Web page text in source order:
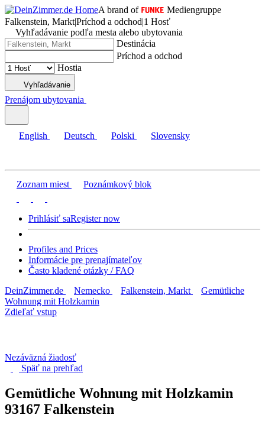
A brand of
Mediengruppe
Falkenstein, Markt|Príchod a odchod|1 Hosť
Vyhľadávanie podľa mesta alebo ubytovania
Destinácia
Príchod a odchod
Hostia
Vyhľadávanie
Prenájom ubytovania
English Deutsch Polski Slovensky
Zoznam miest Poznámkový blok
Prihlásiť saRegister now
Profiles and Prices
Informácie pre prenajímateľov
Často kladené otázky / FAQ
DeinZimmer.de
Nemecko Falkenstein, Markt
Gemütliche
Wohnung mit Holzkamin
Zdieľať vstup
Nezáväzná žiadosť
Späť na prehľad
Gemütliche Wohnung mit Holzkamin
93167 Falkenstein